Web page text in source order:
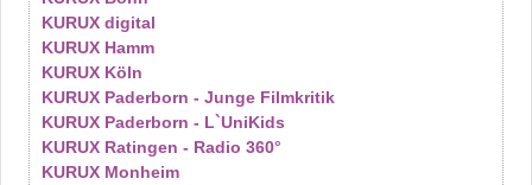
KURUX digital
KURUX Hamm
KURUX Köln
KURUX Paderborn - Junge Filmkritik
KURUX Paderborn - L`UniKids
KURUX Ratingen - Radio 360°
KURUX Monheim